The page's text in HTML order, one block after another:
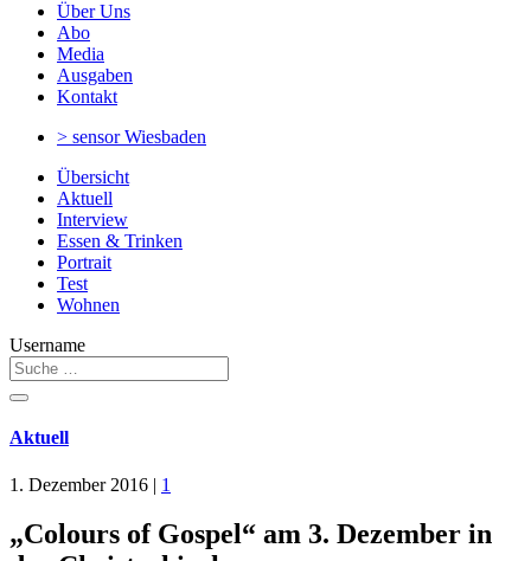
Über Uns
Abo
Media
Ausgaben
Kontakt
> sensorWiesbaden
Übersicht
Aktuell
Interview
Essen & Trinken
Portrait
Test
Wohnen
Username
Aktuell
1. Dezember 2016 | 1
„Colours of Gospel“ am 3. Dezember in